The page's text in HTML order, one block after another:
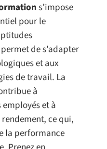
s’impose
pour le
de s’adapter
et aux
de travail. La
à
employés et à
ce qui,
la performance